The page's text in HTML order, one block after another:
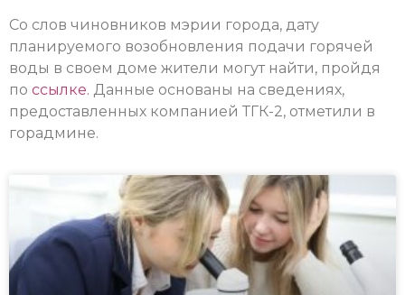
Со слов чиновников мэрии города, дату
планируемого возобновления подачи горячей
воды в своем доме жители могут найти, пройдя
по ссылке. Данные основаны на сведениях,
предоставленных компанией ТГК-2, отметили в
горадмине.